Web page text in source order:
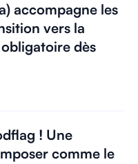
accompagne les
vers la
dès
! Une
comme le